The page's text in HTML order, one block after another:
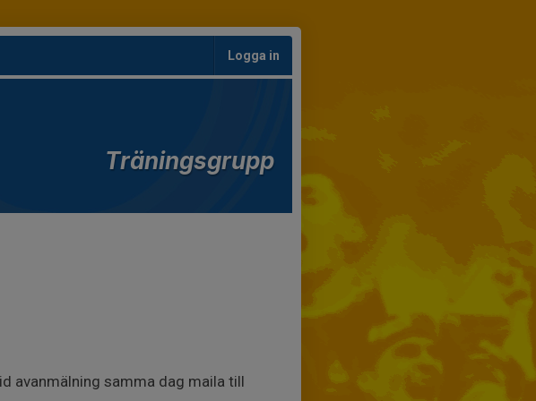
Logga in
Träningsgrupp
avanmälning samma dag maila till